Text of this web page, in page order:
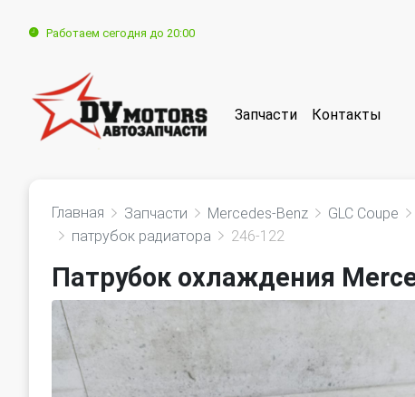
Работаем сегодня до 20:00
Запчасти Контакты
Главная Запчасти Mercedes-Benz GLC Coupe
патрубок радиатора
246-122
Патрубок охлаждения